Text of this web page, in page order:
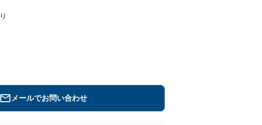
メールでお問い合わせ